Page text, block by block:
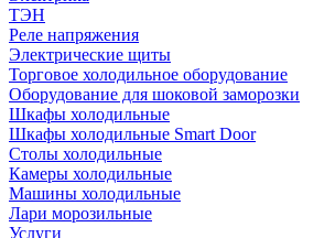
ТЭН
Реле напряжения
Электрические щиты
Торговое холодильное оборудование
Оборудование для шоковой заморозки
Шкафы холодильные
Шкафы холодильные Smart Door
Столы холодильные
Камеры холодильные
Машины холодильные
Лари морозильные
Услуги